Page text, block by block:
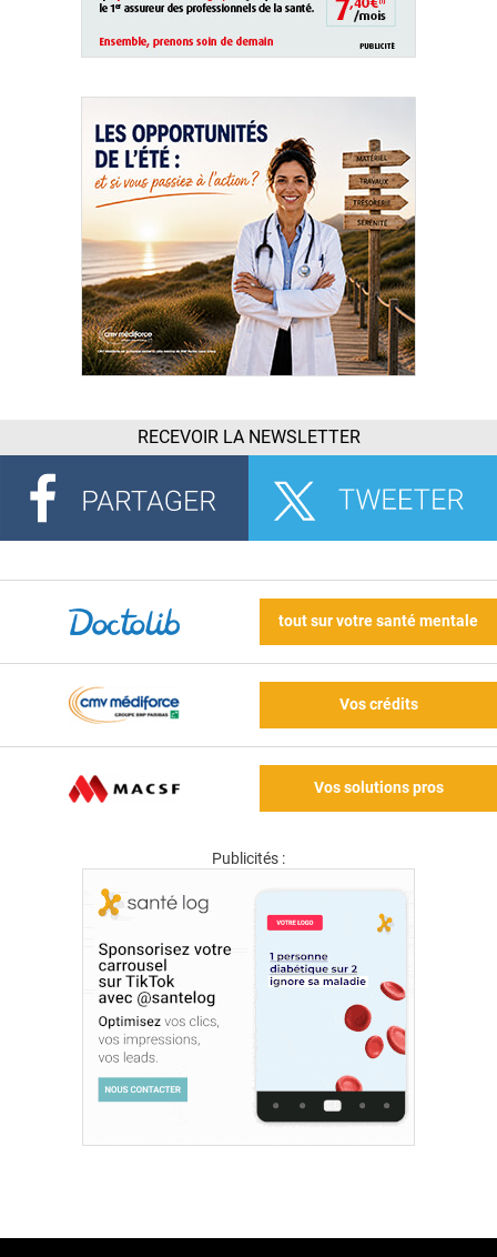
RECEVOIR LA NEWSLETTER
tout sur votre santé mentale
Vos crédits
Vos solutions pros
Publicités :